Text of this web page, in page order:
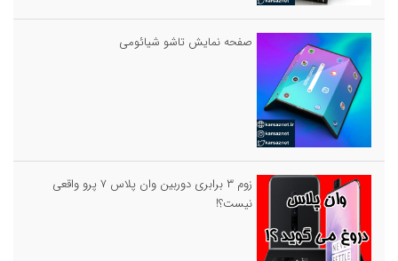
صفحه نمایش تاشو شیائومی
زوم ۳ برابری دوربین وان پلاس ۷ پرو واقعی
نیست؟!